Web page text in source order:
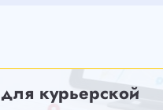
курьерской